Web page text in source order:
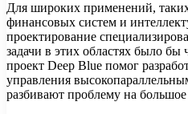
Для широких применений,
финансовых систем и
проектирование
задачи в этих областях было
проект Deep Blue помог
управления
разбивают проблему на